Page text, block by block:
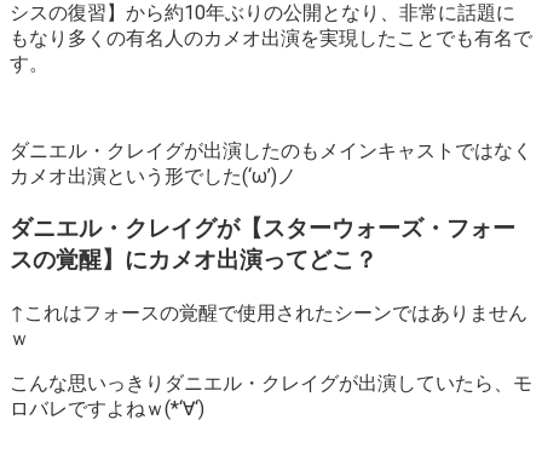
シスの復習】から約10年ぶりの公開となり、非常に話題に
もなり多くの有名人のカメオ出演を実現したことでも有名で
す。
ダニエル・クレイグが出演したのもメインキャストではなく
カメオ出演という形でした(‘ω’)ノ
ダニエル・クレイグが【スターウォーズ・フォー
スの覚醒】にカメオ出演ってどこ？
↑これはフォースの覚醒で使用されたシーンではありません
ｗ
こんな思いっきりダニエル・クレイグが出演していたら、モ
ロバレですよねｗ(*‘∀‘)